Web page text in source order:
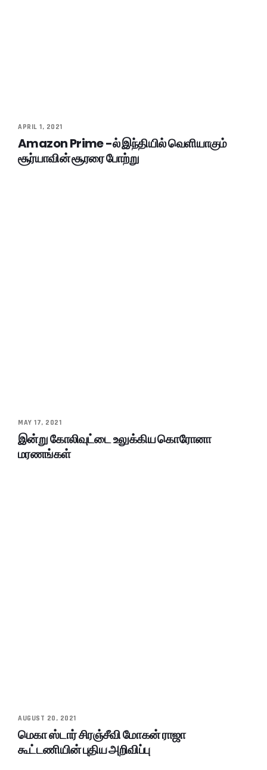
APRIL 1, 2021
Amazon Prime -ல் இந்தியில் வெளியாகும்
சூர்யாவின் சூரரை போற்று
MAY 17, 2021
இன்று கோலிவுட்டை உலுக்கிய கொரோனா
மரணங்கள்
AUGUST 20, 2021
மெகா ஸ்டார் சிரஞ்சீவி மோகன் ராஜா
கூட்டணியின் புதிய அறிவிப்பு